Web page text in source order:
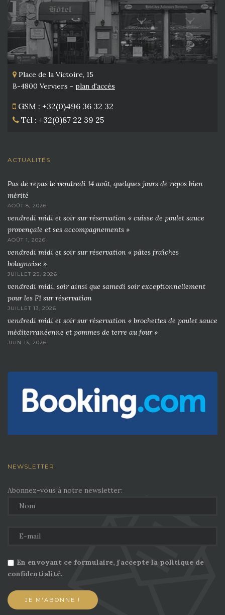
Place de la Victoire, 15
B-4800 Verviers - plan d'accès
GSM : +32(0)496 36 32 32
Tél : +32(0)87 22 39 25
ACTUALITÉS
Pas de repas le vendredi 14 août, quelques jours de repos bien
mérité
AOÛT 8, 2026
vendredi midi et soir sur réservation « cuisse de poulet sauce
provençale et ses accompagnements »
AOÛT 1, 2026
vendredi midi et soir sur réservation « pâtes fraîches
bolognaise »
JUILLET 25, 2026
vendredi midi, soir ainsi que samedi soir exceptionnellement
pour les F1 sur réservation
JUILLET 13, 2026
vendredi midi et soir sur réservation « brochettes de poulet sauce
méditerranéenne et pommes de terre au four »
JUIN 13, 2026
NEWSLETTER
Abonnez-vous à notre newsletter:
En envoyant ce formulaire, j'accepte la politique de
confidentialité.